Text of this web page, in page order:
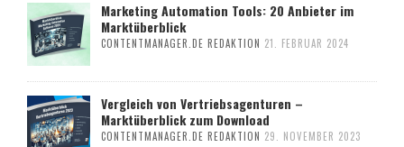
Marketing Automation Tools: 20 Anbieter im
Marktüberblick
CONTENTMANAGER.DE REDAKTION 21. FEBRUAR 2024
Vergleich von Vertriebsagenturen –
Marktüberblick zum Download
CONTENTMANAGER.DE REDAKTION 29. NOVEMBER 2023